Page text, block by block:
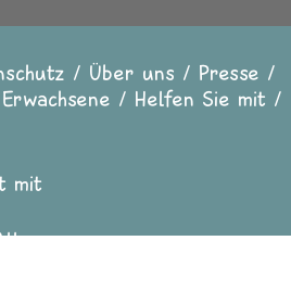
Über uns
Presse
Helfen Sie mit
mit